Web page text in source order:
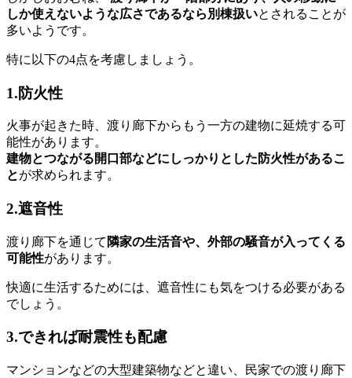
しか使えないような広さであるなら別棟扱いとされることが
多いようです。
特に以下の4点を考慮しましょう。
1.防火性
火事が起きた時、渡り廊下からもう一方の建物に延焼する可
能性があります。
建物とつながる開口部などにしっかりとした防火性があるこ
とが求められます。
2.遮音性
渡り廊下を通じて 隣家の生活音や、外部の騒音が入ってくる
可能性があります。
快適に生活するためには、遮音性にも気をつける必要がある
でしょう。
3.できれば耐震性も配慮
マンションなどの大型建築物などと違い、民家での渡り廊下